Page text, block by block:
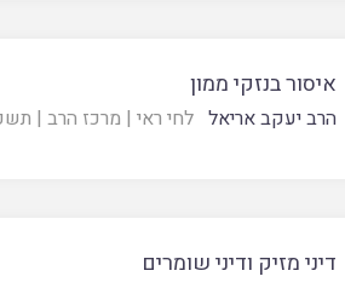
איסור בנזקי ממון
הרב יעקב אריאל לחי ראי | מרכז הרב |
דיני מזיק ודיני שומרים